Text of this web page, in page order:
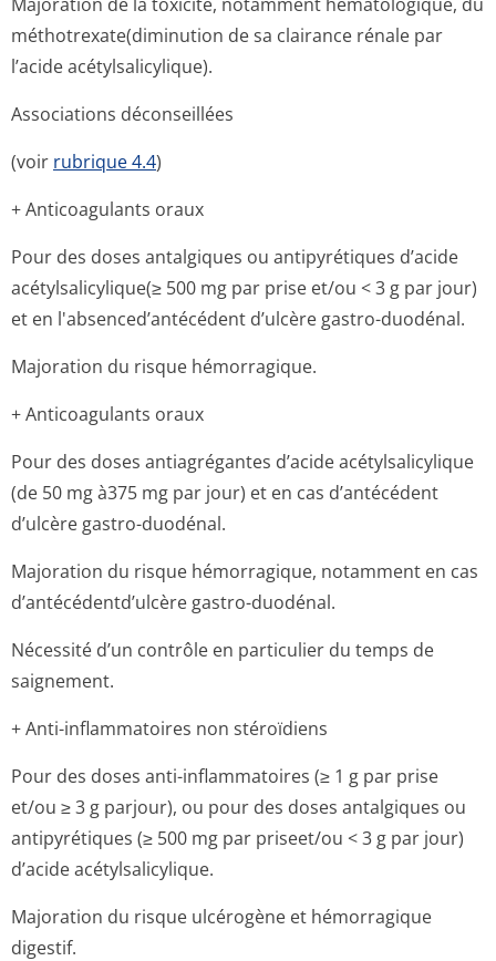
méthotrexate(di­minution de sa clairance rénale par
l’acide acétylsalicylique).
Associations déconseillées
(voir rubrique 4.4)
+ Anticoagulants oraux
Pour des doses antalgiques ou antipyrétiques d’acide
acétylsalicylique(≥ 500 mg par prise et/ou < 3 g par jour)
et en l'absenced’an­técédent d’ulcère gastro-duodénal.
Majoration du risque hémorragique.
+ Anticoagulants oraux
Pour des doses antiagrégantes d’acide acétylsalicylique
(de 50 mg à375 mg par jour) et en cas d’antécédent
d’ulcère gastro-duodénal.
Majoration du risque hémorragique, notamment en cas
d’antécédentd’ul­cère gastro-duodénal.
Nécessité d’un contrôle en particulier du temps de
saignement.
+ Anti-inflammatoires non stéroïdiens
Pour des doses anti-inflammatoires (≥ 1 g par prise
et/ou ≥ 3 g parjour), ou pour des doses antalgiques ou
antipyrétiques (≥ 500 mg par priseet/ou < 3 g par jour)
d’acide acétylsalicylique.
Majoration du risque ulcérogène et hémorragique
digestif.